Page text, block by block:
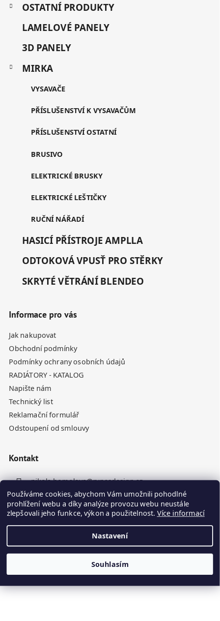
Používáme cookies, abychom Vám umožnili pohodlné
prohlížení webu a díky analýze provozu webu neustále
zlepšovali jeho funkce, výkon a použitelnost. Více informací
Nastavení
Souhlasím
i
OSTATNÍ PRODUKTY
LAMELOVÉ PANELY
3D PANELY
MIRKA
VYSAVAČE
PŘÍSLUŠENSTVÍ K VYSAVAČŮM
PŘÍSLUŠENSTVÍ OSTATNÍ
BRUSIVO
ELEKTRICKÉ BRUSKY
ELEKTRICKÉ LEŠTIČKY
RUČNÍ NÁŘADÍ
HASICÍ PŘÍSTROJE AMPLLA
ODTOKOVÁ VPUSŤ PRO STĚRKY
SKRYTÉ VĚTRÁNÍ BLENDEO
Informace pro vás
Jak nakupovat
Obchodní podmínky
Podmínky ochrany osobních údajů
RADIÁTORY - KATALOG
Napište nám
Technický list
Reklamační formulář
Odstoupení od smlouvy
Kontakt
nikola.homolova@rynesdesign.cz
+420 770 676 110
Vytvořil Shoptet
Copyright 2026Ryneš Design. Všechna práva vyhrazena.